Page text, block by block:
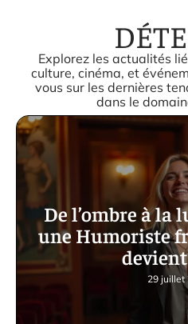
Explorez les actualités
culture, cinéma, et
vous sur les dernières
dans le
De l’ombre à la
une Humoriste
29 juillet